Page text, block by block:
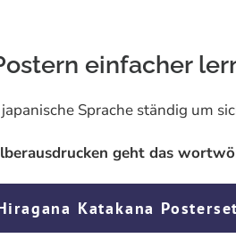
einfacher
Sprache ständig um
geht das
Katakana